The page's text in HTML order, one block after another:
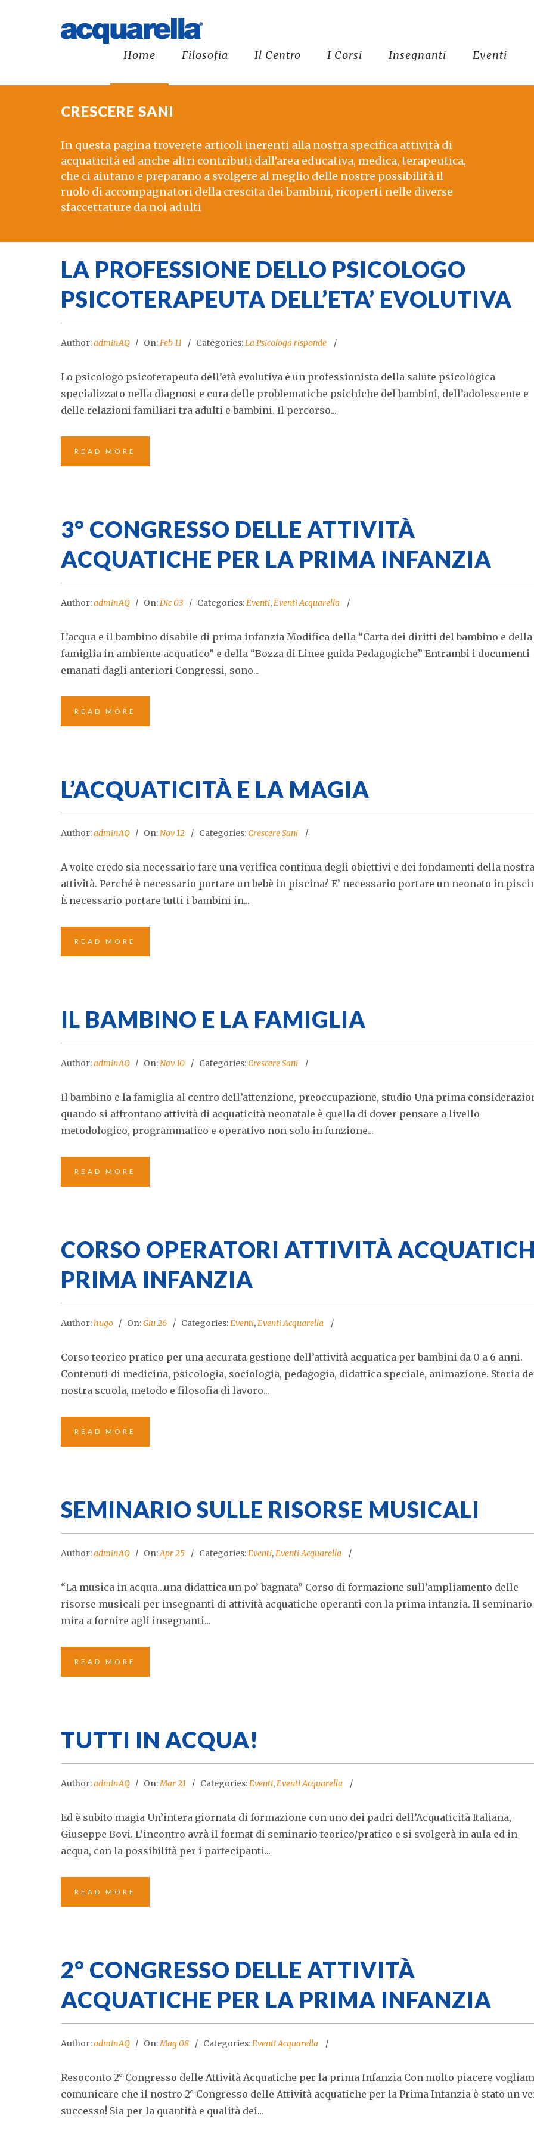
Home Filosofia Il Centro I Corsi Insegnanti Eventi
CRESCERE SANI
In questa pagina troverete articoli inerenti alla nostra specifica attività di
acquaticità ed anche altri contributi dall’area educativa, medica, terapeutica,
che ci aiutano e preparano a svolgere al meglio delle nostre possibilità il
ruolo di accompagnatori della crescita dei bambini, ricoperti nelle diverse
sfaccettature da noi adulti
LA PROFESSIONE DELLO PSICOLOGO
PSICOTERAPEUTA DELL’ETA’ EVOLUTIVA
Author:adminAQ On:Feb 11 Categories:La Psicologa risponde
Lo psicologo psicoterapeuta dell’età evolutiva è un professionista della salute psicologica
specializzato nella diagnosi e cura delle problematiche psichiche del bambini, dell’adolescente e
delle relazioni familiari tra adulti e bambini. Il percorso...
READ MORE
3° CONGRESSO DELLE ATTIVITÀ
ACQUATICHE PER LA PRIMA INFANZIA
Author:adminAQ On:Dic 03 Categories:Eventi,Eventi Acquarella
L’acqua e il bambino disabile di prima infanzia Modifica della “Carta dei diritti del bambino e della
famiglia in ambiente acquatico” e della “Bozza di Linee guida Pedagogiche” Entrambi i documenti
emanati dagli anteriori Congressi, sono...
READ MORE
L’ACQUATICITÀ E LA MAGIA
Author:adminAQ On:Nov 12 Categories:Crescere Sani
A volte credo sia necessario fare una verifica continua degli obiettivi e dei fondamenti della nostra
attività. Perché è necessario portare un bebè in piscina? E’ necessario portare un neonato in
È necessario portare tutti i bambini in...
READ MORE
IL BAMBINO E LA FAMIGLIA
Author:adminAQ On:Nov 10 Categories:Crescere Sani
Il bambino e la famiglia al centro dell’attenzione, preoccupazione, studio Una prima
quando si affrontano attività di acquaticità neonatale è quella di dover pensare a livello
metodologico, programmatico e operativo non solo in funzione...
READ MORE
CORSO OPERATORI ATTIVITÀ
PRIMA INFANZIA
Author:hugo On:Giu 26 Categories:Eventi,Eventi Acquarella
Corso teorico pratico per una accurata gestione dell’attività acquatica per bambini da 0 a 6 anni.
Contenuti di medicina, psicologia, sociologia, pedagogia, didattica speciale, animazione. Storia
nostra scuola, metodo e filosofia di lavoro...
READ MORE
SEMINARIO SULLE RISORSE MUSICALI
Author:adminAQ On:Apr 25 Categories:Eventi,Eventi Acquarella
“La musica in acqua…una didattica un po’ bagnata” Corso di formazione sull’ampliamento delle
risorse musicali per insegnanti di attività acquatiche operanti con la prima infanzia. Il seminario
mira a fornire agli insegnanti...
READ MORE
TUTTI IN ACQUA!
Author:adminAQ On:Mar 21 Categories:Eventi,Eventi Acquarella
Ed è subito magia Un’intera giornata di formazione con uno dei padri dell’Acquaticità Italiana,
Giuseppe Bovi. L’incontro avrà il format di seminario teorico/pratico e si svolgerà in aula ed in
acqua, con la possibilità per i partecipanti...
READ MORE
2° CONGRESSO DELLE ATTIVITÀ
ACQUATICHE PER LA PRIMA INFANZIA
Author:adminAQ On:Mag 08 Categories:Eventi Acquarella
Resoconto 2° Congresso delle Attività Acquatiche per la prima Infanzia Con molto piacere
comunicare che il nostro 2° Congresso delle Attività acquatiche per la Prima Infanzia è stato un
successo! Sia per la quantità e qualità dei...